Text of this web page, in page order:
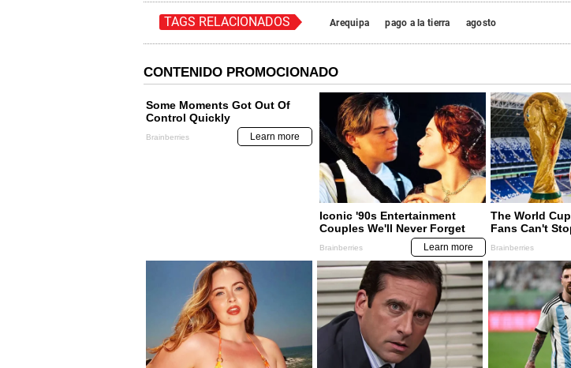
TAGS RELACIONADOS Arequipa pago a la tierra agosto